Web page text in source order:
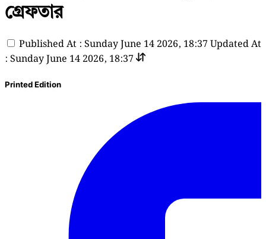
গ্রেফতার
Published At : Sunday June 14 2026, 18:37 Updated At
: Sunday June 14 2026, 18:37
Printed Edition